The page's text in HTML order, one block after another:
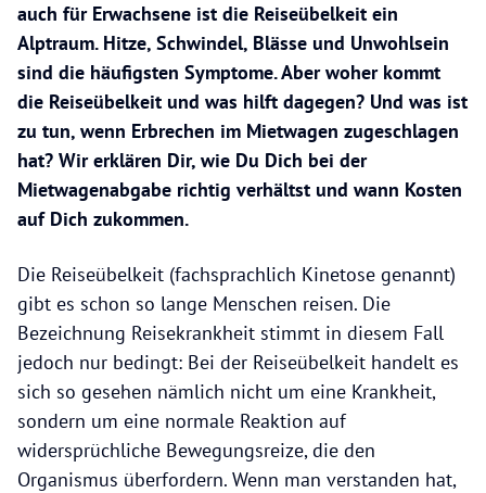
auch für Erwachsene ist die Reiseübelkeit ein
Alptraum. Hitze, Schwindel, Blässe und Unwohlsein
sind die häufigsten Symptome. Aber woher kommt
die Reiseübelkeit und was hilft dagegen? Und was ist
zu tun, wenn Erbrechen im Mietwagen zugeschlagen
hat? Wir erklären Dir, wie Du Dich bei der
Mietwagenabgabe richtig verhältst und wann Kosten
auf Dich zukommen.
Die Reiseübelkeit (fachsprachlich Kinetose genannt)
gibt es schon so lange Menschen reisen. Die
Bezeichnung Reisekrankheit stimmt in diesem Fall
jedoch nur bedingt: Bei der Reiseübelkeit handelt es
sich so gesehen nämlich nicht um eine Krankheit,
sondern um eine normale Reaktion auf
widersprüchliche Bewegungsreize, die den
Organismus überfordern. Wenn man verstanden hat,